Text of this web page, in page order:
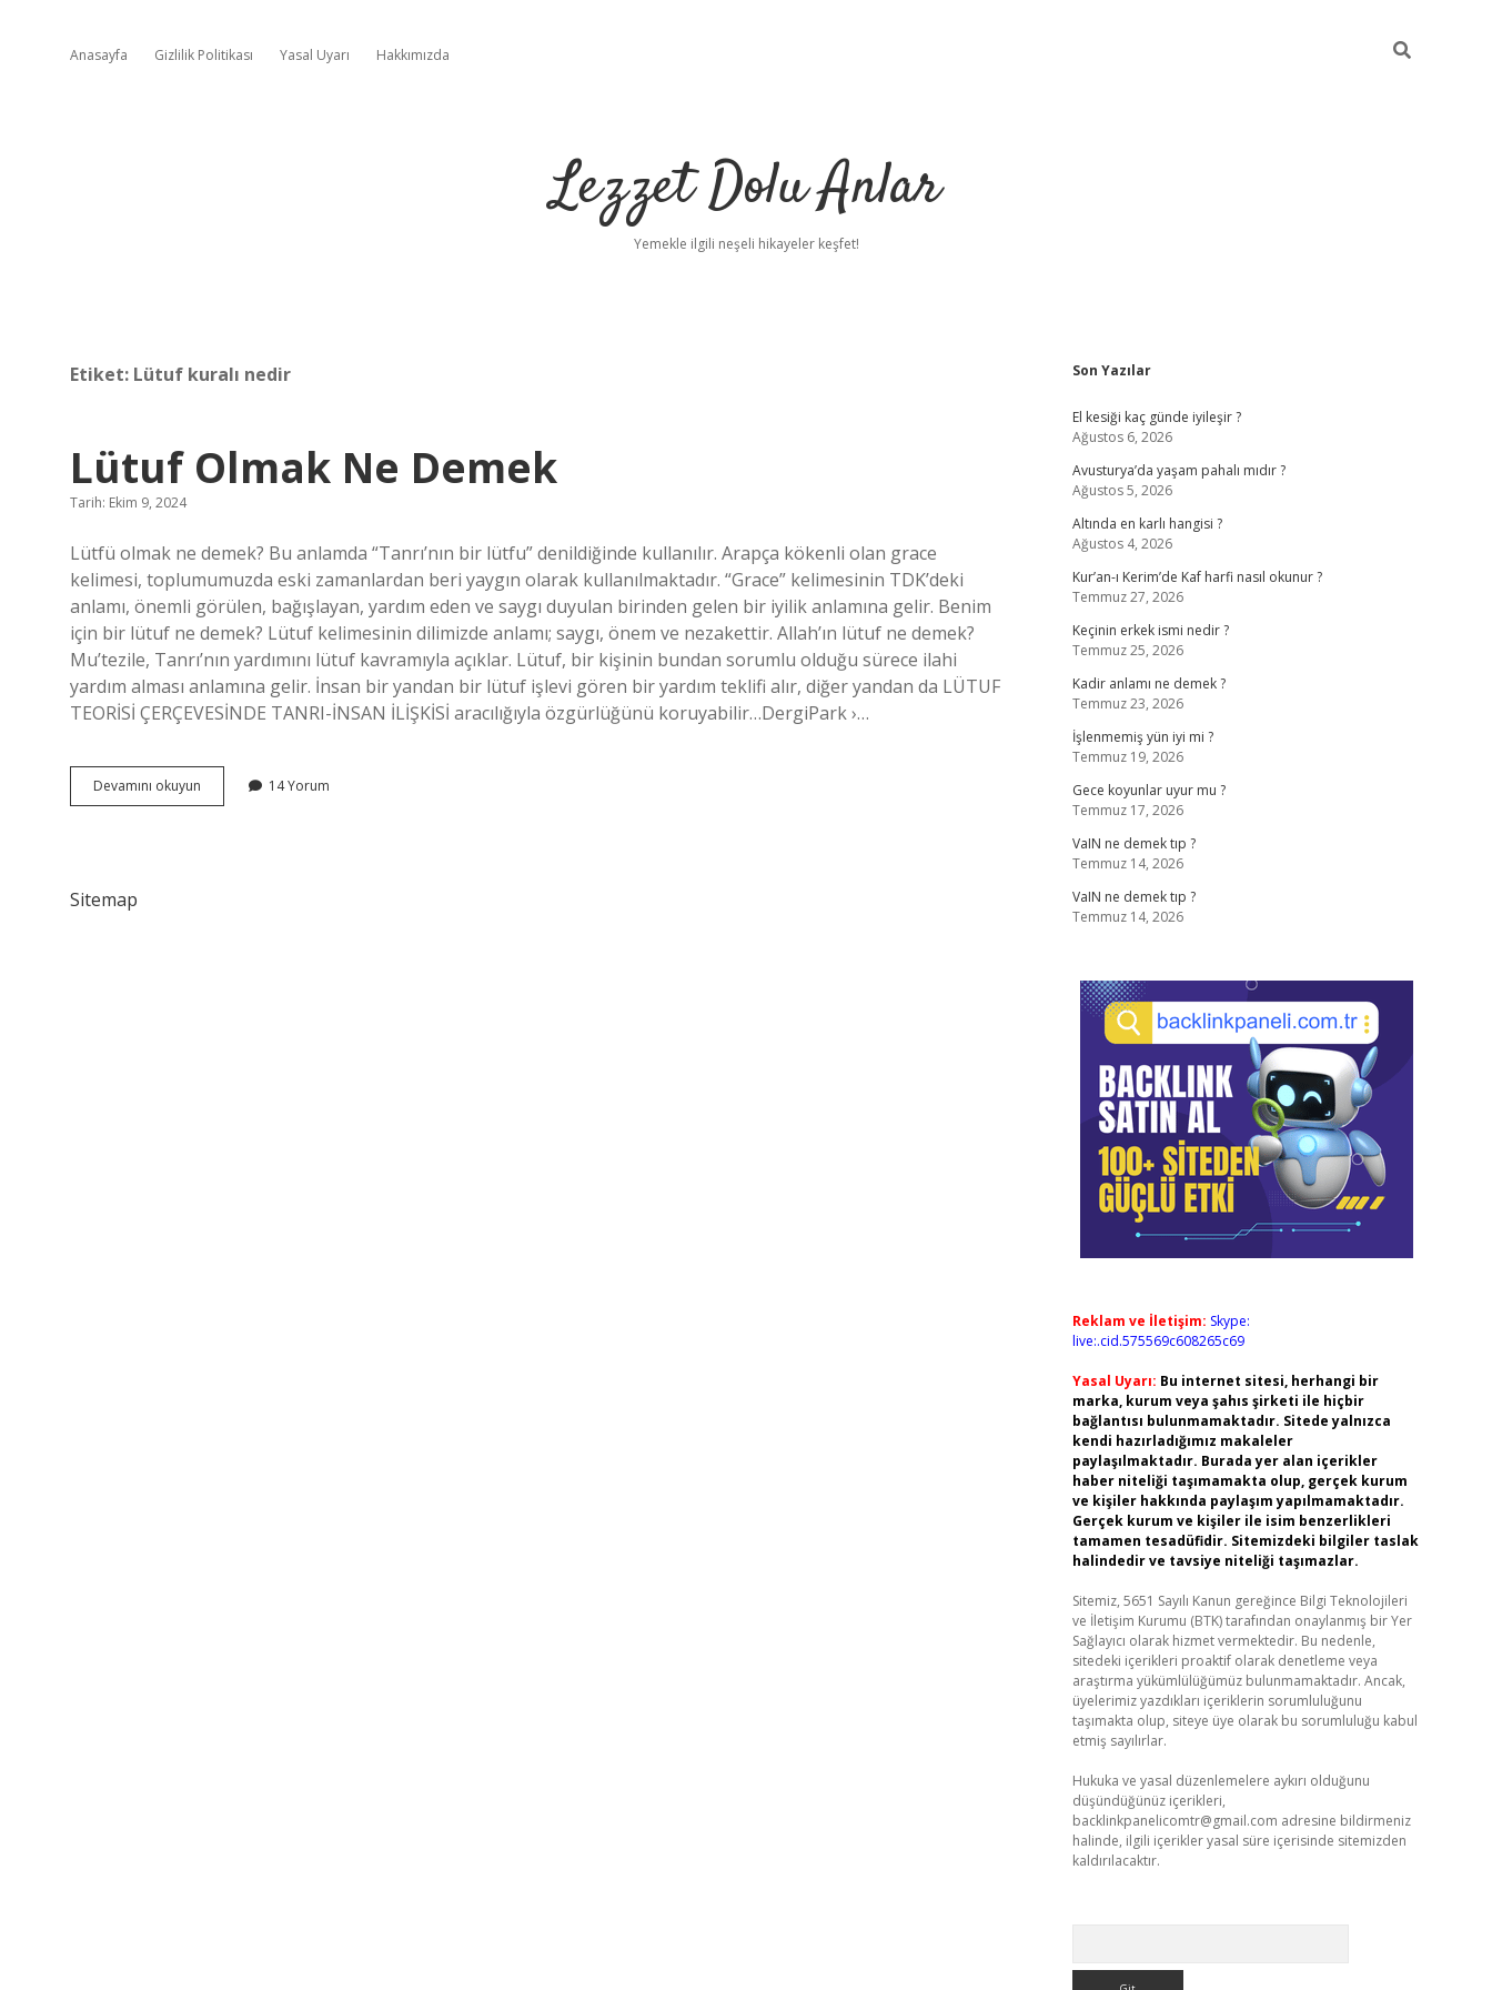
Anasayfa Gizlilik Politikası Yasal Uyarı Hakkımızda
Lezzet Dolu Anlar
Yemekle ilgili neşeli hikayeler keşfet!
Etiket: Lütuf kuralı nedir
Lütuf Olmak Ne Demek
Tarih: Ekim 9, 2024
Lütfü olmak ne demek? Bu anlamda “Tanrı’nın bir lütfu” denildiğinde kullanılır. Arapça kökenli olan grace
kelimesi, toplumumuzda eski zamanlardan beri yaygın olarak kullanılmaktadır. “Grace” kelimesinin TDK’deki
anlamı, önemli görülen, bağışlayan, yardım eden ve saygı duyulan birinden gelen bir iyilik anlamına gelir. Benim
için bir lütuf ne demek? Lütuf kelimesinin dilimizde anlamı; saygı, önem ve nezakettir. Allah’ın lütuf ne demek?
Mu’tezile, Tanrı’nın yardımını lütuf kavramıyla açıklar. Lütuf, bir kişinin bundan sorumlu olduğu sürece ilahi
yardım alması anlamına gelir. İnsan bir yandan bir lütuf işlevi gören bir yardım teklifi alır, diğer yandan da LÜTUF
TEORİSİ ÇERÇEVESİNDE TANRI-İNSAN İLİŞKİSİ aracılığıyla özgürlüğünü koruyabilir…DergiPark ›…
Devamını okuyun
Olmak
14 Yorum
Sitemap
Sidebar
Son Yazılar
El kesiği kaç günde iyileşir ?
Ağustos 6, 2026
Avusturya’da yaşam pahalı mıdır ?
Ağustos 5, 2026
Altında en karlı hangisi ?
Ağustos 4, 2026
Kur’an-ı Kerim’de Kaf harfi nasıl okunur ?
Temmuz 27, 2026
Keçinin erkek ismi nedir ?
Temmuz 25, 2026
Kadir anlamı ne demek ?
Temmuz 23, 2026
İşlenmemiş yün iyi mi ?
Temmuz 19, 2026
Gece koyunlar uyur mu ?
Temmuz 17, 2026
VaIN ne demek tıp ?
Temmuz 14, 2026
VaIN ne demek tıp ?
Temmuz 14, 2026
Reklam ve İletişim: Skype:
live:.cid.575569c608265c69
Yasal Uyarı: Bu internet sitesi, herhangi bir
marka, kurum veya şahıs şirketi ile hiçbir
bağlantısı bulunmamaktadır. Sitede yalnızca
kendi hazırladığımız makaleler
paylaşılmaktadır. Burada yer alan içerikler
haber niteliği taşımamakta olup, gerçek kurum
ve kişiler hakkında paylaşım yapılmamaktadır.
Gerçek kurum ve kişiler ile isim benzerlikleri
tamamen tesadüfidir. Sitemizdeki bilgiler taslak
halindedir ve tavsiye niteliği taşımazlar.
Sitemiz, 5651 Sayılı Kanun gereğince Bilgi Teknolojileri
ve İletişim Kurumu (BTK) tarafından onaylanmış bir Yer
Sağlayıcı olarak hizmet vermektedir. Bu nedenle,
sitedeki içerikleri proaktif olarak denetleme veya
araştırma yükümlülüğümüz bulunmamaktadır. Ancak,
üyelerimiz yazdıkları içeriklerin sorumluluğunu
taşımakta olup, siteye üye olarak bu sorumluluğu kabul
etmiş sayılırlar.
Hukuka ve yasal düzenlemelere aykırı olduğunu
düşündüğünüz içerikleri,
backlinkpanelicomtr@gmail.com adresine bildirmeniz
halinde, ilgili içerikler yasal süre içerisinde sitemizden
kaldırılacaktır.
ilbet giriş